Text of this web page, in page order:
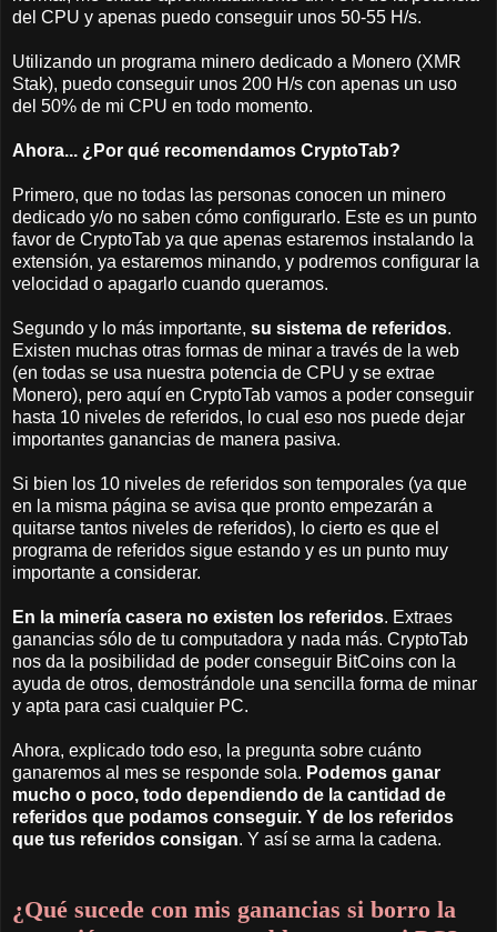
del CPU y apenas puedo conseguir unos 50-55 H/s.
Utilizando un programa minero dedicado a Monero (XMR
Stak), puedo conseguir unos 200 H/s con apenas un uso
del 50% de mi CPU en todo momento.
Ahora... ¿Por qué recomendamos CryptoTab?
Primero, que no todas las personas conocen un minero
dedicado y/o no saben cómo configurarlo. Este es un punto
favor de CryptoTab ya que apenas estaremos instalando la
extensión, ya estaremos minando, y podremos configurar la
velocidad o apagarlo cuando queramos.
Segundo y lo más importante, su sistema de referidos.
Existen muchas otras formas de minar a través de la web
(en todas se usa nuestra potencia de CPU y se extrae
Monero), pero aquí en CryptoTab vamos a poder conseguir
hasta 10 niveles de referidos, lo cual eso nos puede dejar
importantes ganancias de manera pasiva.
Si bien los 10 niveles de referidos son temporales (ya que
en la misma página se avisa que pronto empezarán a
quitarse tantos niveles de referidos), lo cierto es que el
programa de referidos sigue estando y es un punto muy
importante a considerar.
En la minería casera no existen los referidos. Extraes
ganancias sólo de tu computadora y nada más. CryptoTab
nos da la posibilidad de poder conseguir BitCoins con la
ayuda de otros, demostrándole una sencilla forma de minar
y apta para casi cualquier PC.
Ahora, explicado todo eso, la pregunta sobre cuánto
ganaremos al mes se responde sola. Podemos ganar
mucho o poco, todo dependiendo de la cantidad de
referidos que podamos conseguir. Y de los referidos
que tus referidos consigan. Y así se arma la cadena.
¿Qué sucede con mis ganancias si borro la